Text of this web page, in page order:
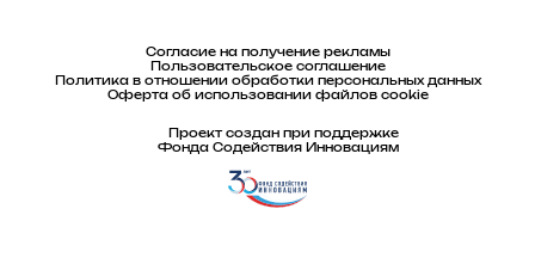
Согласие на получение рекламы
Пользовательское соглашение
Политика в отношении обработки персональных данных
Оферта об использовании файлов cookie
Проект создан при поддержке
Фонда Содействия Инновациям